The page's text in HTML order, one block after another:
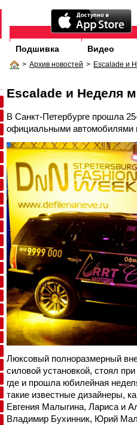
Подшивка Видео
> Архив новостей > Escalade и
Escalade и Неделя
В Санкт-Петербурге прошла
официальными автомобилями
Люксовый полноразмерный
силовой установкой, стоял
где и прошла юбилейная
такие известные дизайнеры,
Евгения Малыгина, Лариса и
Владимир Бухинник, Юрий